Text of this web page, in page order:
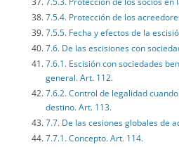
7.5.4. Protección de los
7.5.5. Fecha y efectos de la
7.6. De las escisiones con
7.6.1. Escisión con sociedades
general. Art. 112.
7.6.2. Control de legalidad
destino. Art. 113.
7.7. De las cesiones globales de
7.7.1. Concepto. Art. 114.